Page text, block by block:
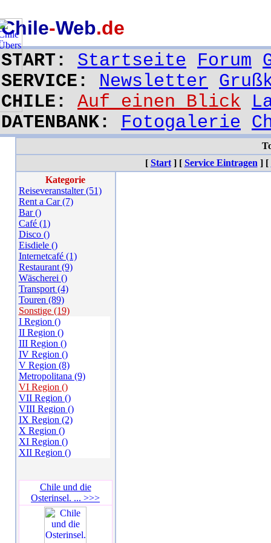
Chile-Web.de
START: Startseite Forum
SERVICE: Newsletter
CHILE: Auf einen Blick
DATENBANK: Fotogalerie
[ Start][ Service Eintragen ][
Kategorie
Reiseveranstalter (51)
Rent a Car (7)
Bar ()
Café (1)
Disco ()
Eisdiele ()
Internetcafé (1)
Restaurant (9)
Wäscherei ()
Transport (4)
Touren (89)
Sonstige (19)
I Region ()
II Region ()
III Region ()
IV Region ()
V Region (8)
Metropolitana (9)
VI Region ()
VII Region ()
VIII Region ()
IX Region (2)
X Region ()
XI Region ()
XII Region ()
Chile und die
Osterinsel. ... >>>